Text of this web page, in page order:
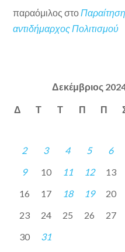
παραόμιλος στο
αντιδήμαρχος Πολιτισμού
Δεκέμβριος
Δ Τ Τ Π Π
2
3 4 5 6
9
10 11 12 13
16
17 18 19 20
23
24 25 26 27
30
31